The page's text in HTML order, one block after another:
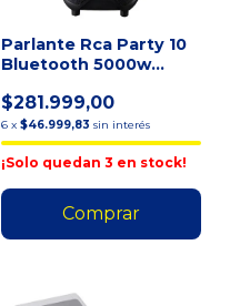
Parlante Rca Party 10
Bluetooth 5000w
Ne
$281.999,00
6 x $46.999,83 sin interés
¡Solo quedan 3 en stock!